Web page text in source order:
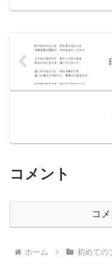
コメント
コ
ホーム 初めての